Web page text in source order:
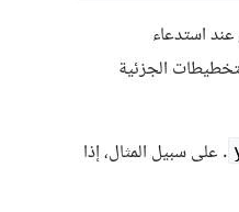
استدعاء
الجزئية
. على سبيل المثال، إذا